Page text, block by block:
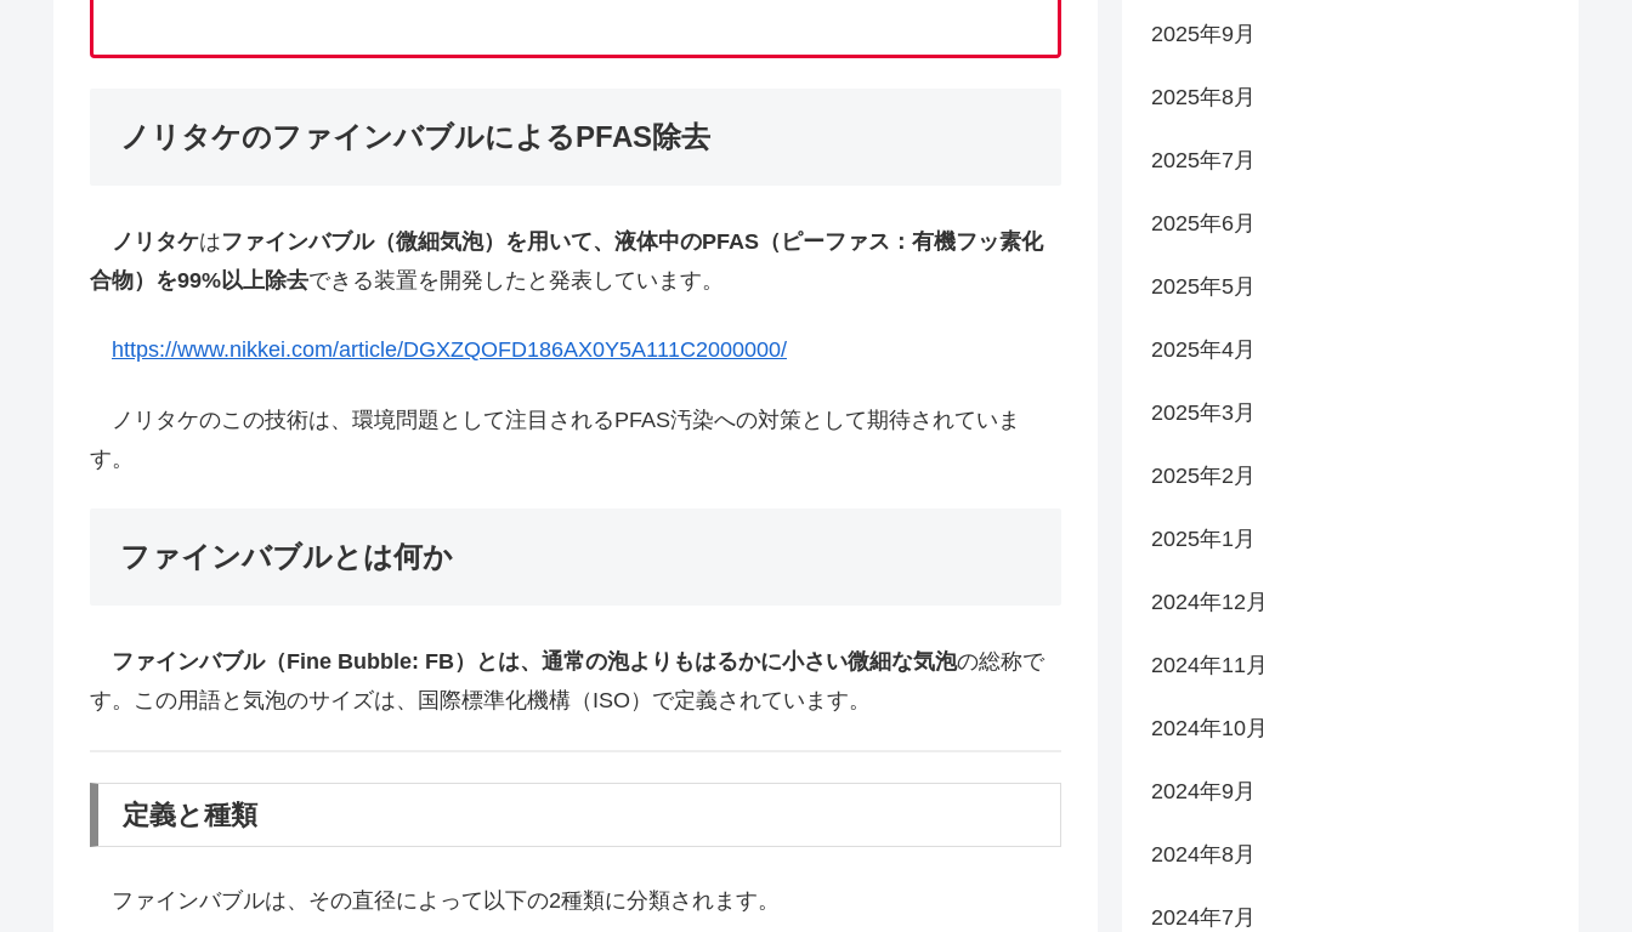
ノリタケのファインバブルによるPFAS除去
ノリタケはファインバブル（微細気泡） を用いて、液体中のPFAS（ピーファス：有機フッ素化
合物） を99%以上除去できる装置を開発したと発表しています。
https://www.nikkei.com/article/DGXZQOFD186AX0Y5A111C2000000/
ノリタケのこの技術は、環境問題として注目されるPFAS汚染への対策として期待されていま
す。
ファインバブルとは何か
ファインバブル（Fine Bubble: FB）とは、通常の泡よりもはるかに小さい微細な気泡の総称で
す。この用語と気泡のサイズは、国際標準化機構（ISO）で定義されています。
定義と種類
ファインバブルは、その直径によって以下の2種類に分類されます。
2025年9月
2025年8月
2025年7月
2025年6月
2025年5月
2025年4月
2025年3月
2025年2月
2025年1月
2024年12月
2024年11月
2024年10月
2024年9月
2024年8月
2024年7月